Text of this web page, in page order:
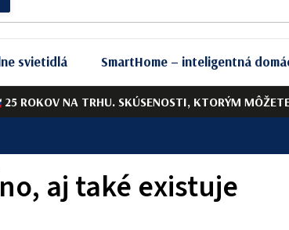
25 ROKOV NA TRHU. SKÚSENOSTI, KTORÝM
svietidlá SmartHome – inteligentná
aj také existuje